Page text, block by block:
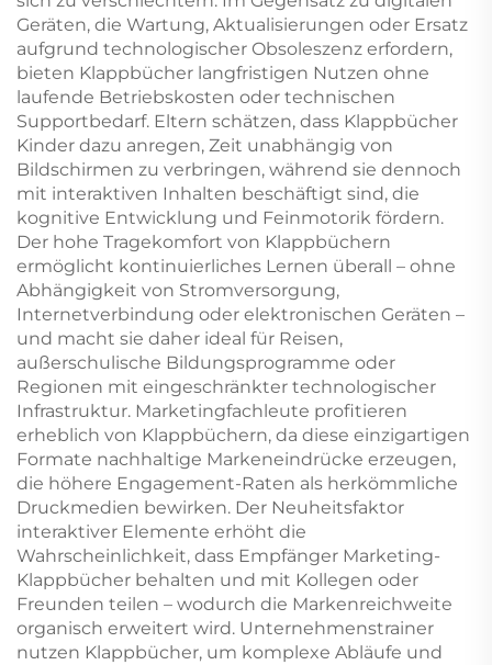
Geräten, die Wartung, Aktualisierungen oder Ersatz
aufgrund technologischer Obsoleszenz erfordern,
bieten Klappbücher langfristigen Nutzen ohne
laufende Betriebskosten oder technischen
Supportbedarf. Eltern schätzen, dass Klappbücher
Kinder dazu anregen, Zeit unabhängig von
Bildschirmen zu verbringen, während sie dennoch
mit interaktiven Inhalten beschäftigt sind, die
kognitive Entwicklung und Feinmotorik fördern.
Der hohe Tragekomfort von Klappbüchern
ermöglicht kontinuierliches Lernen überall – ohne
Abhängigkeit von Stromversorgung,
Internetverbindung oder elektronischen Geräten –
und macht sie daher ideal für Reisen,
außerschulische Bildungsprogramme oder
Regionen mit eingeschränkter technologischer
Infrastruktur. Marketingfachleute profitieren
erheblich von Klappbüchern, da diese einzigartigen
Formate nachhaltige Markeneindrücke erzeugen,
die höhere Engagement-Raten als herkömmliche
Druckmedien bewirken. Der Neuheitsfaktor
interaktiver Elemente erhöht die
Wahrscheinlichkeit, dass Empfänger Marketing-
Klappbücher behalten und mit Kollegen oder
Freunden teilen – wodurch die Markenreichweite
organisch erweitert wird. Unternehmenstrainer
nutzen Klappbücher, um komplexe Abläufe und